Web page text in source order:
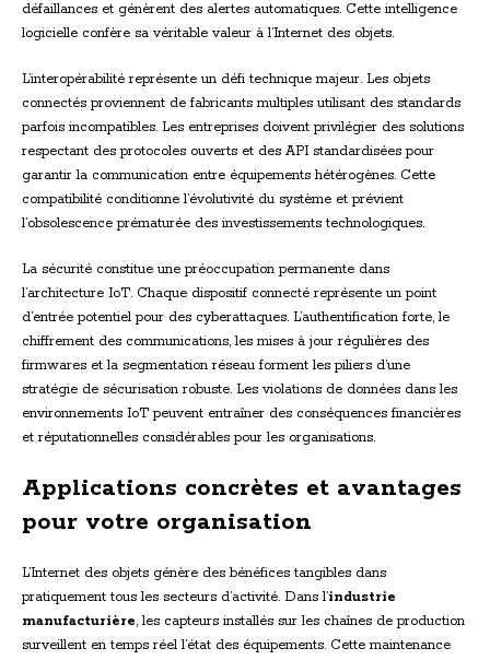
défaillances et génèrent des alertes automatiques. Cette intelligence
logicielle confère sa véritable valeur à l’Internet des objets.
L’interopérabilité représente un défi technique majeur. Les objets
connectés proviennent de fabricants multiples utilisant des standards
parfois incompatibles. Les entreprises doivent privilégier des solutions
respectant des protocoles ouverts et des API standardisées pour
garantir la communication entre équipements hétérogènes. Cette
compatibilité conditionne l’évolutivité du système et prévient
l’obsolescence prématurée des investissements technologiques.
La sécurité constitue une préoccupation permanente dans
l’architecture IoT. Chaque dispositif connecté représente un point
d’entrée potentiel pour des cyberattaques. L’authentification forte, le
chiffrement des communications, les mises à jour régulières des
firmwares et la segmentation réseau forment les piliers d’une
stratégie de sécurisation robuste. Les violations de données dans les
environnements IoT peuvent entraîner des conséquences financières
et réputationnelles considérables pour les organisations.
Applications concrètes et avantages
pour votre organisation
L’Internet des objets génère des bénéfices tangibles dans
pratiquement tous les secteurs d’activité. Dans l’industrie
manufacturière, les capteurs installés sur les chaînes de production
surveillent en temps réel l’état des équipements. Cette maintenance